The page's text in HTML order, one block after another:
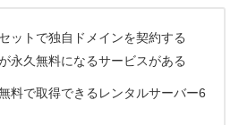
ットで独自ドメインを契約する
永久無料になるサービスがある
料で取得できるレンタルサーバー6